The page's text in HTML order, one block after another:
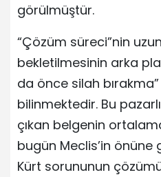
görülmüştür.
“Çözüm süreci”nin
bekletilmesinin arka
da önce silah
bilinmektedir. Bu
çıkan belgenin
bugün Meclis’in önüne
Kürt sorununun